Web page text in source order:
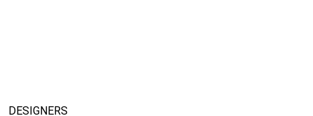
DESIGNERS